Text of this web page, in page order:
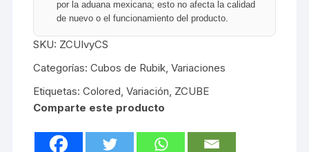
por la aduana mexicana; esto no afecta la calidad
de nuevo o el funcionamiento del producto.
SKU: ZCUIvyCS
Categorías:Cubos de Rubik ,Variaciones
Etiquetas:Colored ,Variación ZCUBE
Comparte este producto